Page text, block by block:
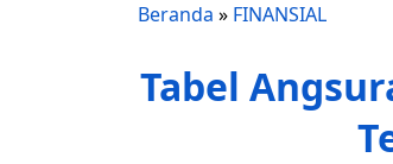
Beranda » FINANSIAL
Tabel